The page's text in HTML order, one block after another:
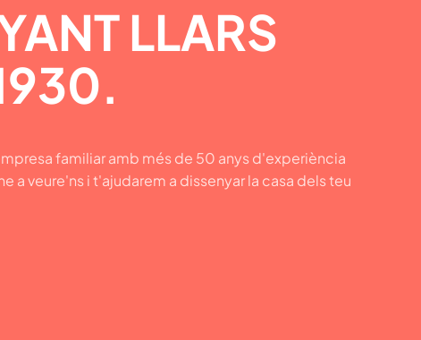
LLARS
familiar amb més de 50 anys d'experiència
a veure'ns i t'ajudarem a dissenyar la casa dels teu